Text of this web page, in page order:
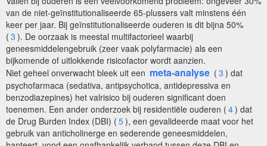
van de niet-geïnstitutionaliseerde 65-plussers valt minstens één
keer per jaar. Bij geïnstitutionaliseerde ouderen is dit bijna 50%
( 3 ). De oorzaak is meestal multifactorieel waarbij
geneesmiddelengebruik (zeer vaak polyfarmacie) als een
bijkomende of uitlokkende risicofactor wordt aanzien.
Niet geheel onverwacht bleek uit een meta-analyse ( 3 ) dat
psychofarmaca (sedativa, antipsychotica, antidepressiva en
benzodiazepines) het valrisico bij ouderen significant doen
toenemen. Een ander onderzoek bij residentiële ouderen ( 4) dat
de Drug Burden Index (DBI) ( 5), een gevalideerde maat voor het
gebruik van anticholinerge en sederende geneesmiddelen,